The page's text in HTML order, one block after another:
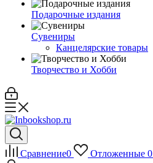
Подарочные издания
Сувениры
Канцелярские товары
Творчество и Хобби
Сравнение0 Отложенные 0